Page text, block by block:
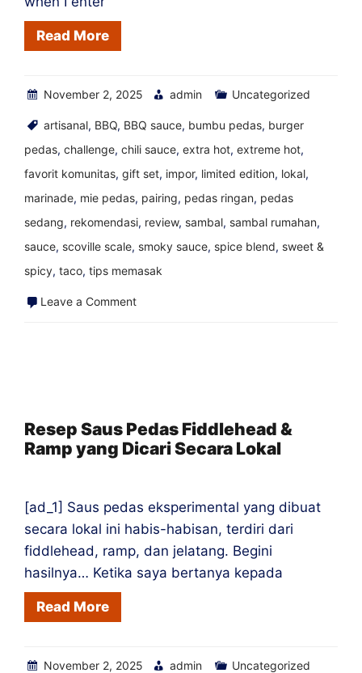
Read More
November 2, 2025 admin Uncategorized
artisanal, BBQ, BBQ sauce, bumbu pedas, burger
pedas, challenge, chili sauce, extra hot, extreme hot,
favorit komunitas, gift set, impor, limited edition, lokal,
marinade, mie pedas, pairing, pedas ringan, pedas
sedang, rekomendasi, review, sambal, sambal rumahan,
sauce, scoville scale, smoky sauce, spice blend, sweet &
spicy, taco, tips memasak
Leave a Commenton
Sauce
Shops
Resep Saus Pedas Fiddlehead &
Ramp yang Dicari Secara Lokal
[ad_1] Saus pedas eksperimental yang dibuat
secara lokal ini habis-habisan, terdiri dari
fiddlehead, ramp, dan jelatang. Begini
hasilnya… Ketika saya bertanya kepada
Read More
November 2, 2025 admin Uncategorized